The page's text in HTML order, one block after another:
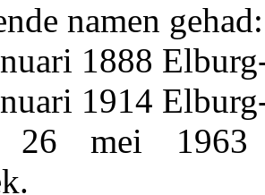
namen gehad:
1888
1914
mei 1963